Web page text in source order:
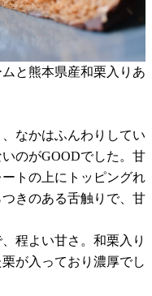
と熊本県産和栗入りあ
なかはふんわりしてい
のがGOODでした。甘
トの上にトッピングれ
きのある舌触りで、甘
程よい甘さ。和栗入り
が入っており濃厚でし